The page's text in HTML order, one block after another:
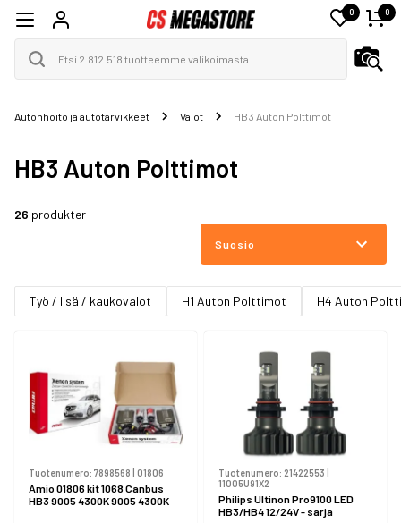
0 0
Autonhoito ja autotarvikkeet Valot HB3 Auton Polttimot
HB3 Auton Polttimot
26 produkter
Suosio
Työ / lisä / kaukovalot H1 Auton Polttimot H4 Auton
Tuotenumero: 7898568 | 01806
Amio 01806 kit 1068 Canbus
HB3 9005 4300K 9005 4300K
Tuotenumero: 21422553 |
11005U91X2
Philips Ultinon Pro9100 LED
HB3/HB4 12/24V - sarja